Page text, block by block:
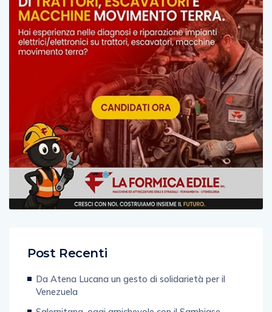
Post Recenti
Da Atena Lucana un gesto di solidarietà per il
Venezuela